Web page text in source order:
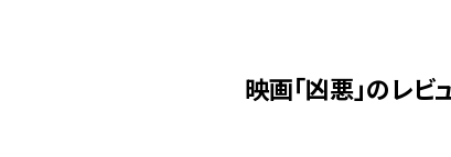
映画「凶悪」のレビ